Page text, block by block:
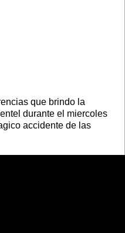
que brindo la
durante el miercoles
accidente de las